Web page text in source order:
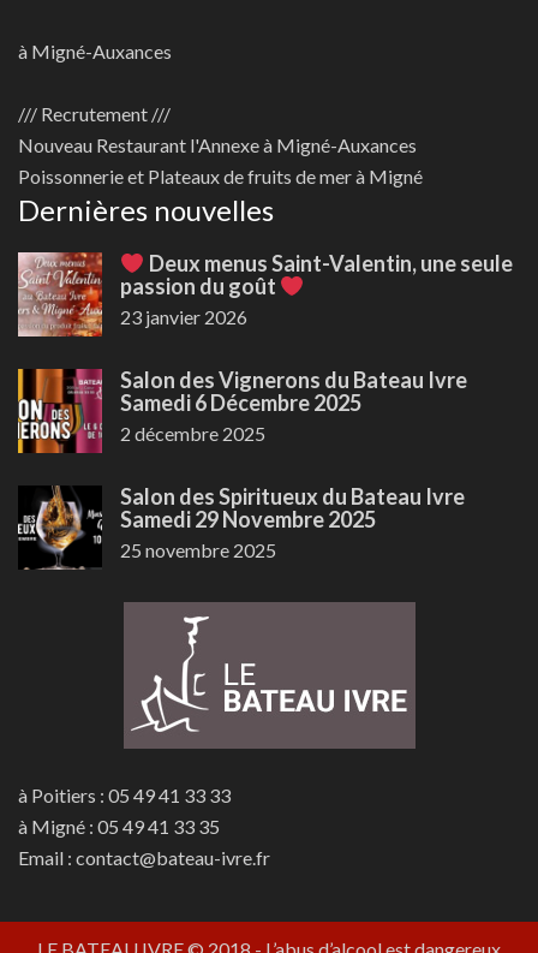
à Migné-Auxances
/// Recrutement ///
Nouveau Restaurant l'Annexe à Migné-Auxances
Poissonnerie et Plateaux de fruits de mer à Migné
Dernières nouvelles
Deux menus Saint-Valentin, une seule
passion du goût
23 janvier 2026
Salon des Vignerons du Bateau Ivre
Samedi 6 Décembre 2025
2 décembre 2025
Salon des Spiritueux du Bateau Ivre
Samedi 29 Novembre 2025
25 novembre 2025
à Poitiers : 05 49 41 33 33
à Migné : 05 49 41 33 35
Email : contact@bateau-ivre.fr